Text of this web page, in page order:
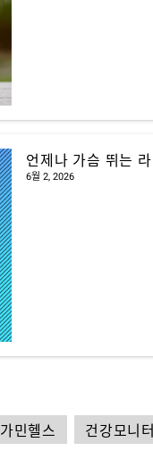
언제나 가슴 뛰는
6월 2, 2026
가민헬스 건강모니